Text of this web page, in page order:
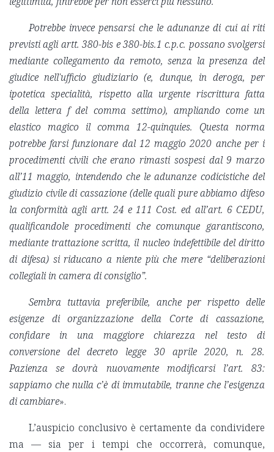
Potrebbe invece pensarsi che le adunanze di cui ai riti
previsti agli artt. 380-bis e 380-bis.1 c.p.c. possano svolgersi
mediante collegamento da remoto, senza la presenza del
giudice nell'ufficio giudiziario (e, dunque, in deroga, per
ipotetica specialità, rispetto alla urgente riscrittura fatta
della lettera f del comma settimo), ampliando come un
elastico magico il comma 12-quinquies. Questa norma
potrebbe farsi funzionare dal 12 maggio 2020 anche per i
procedimenti civili che erano rimasti sospesi dal 9 marzo
all’11 maggio, intendendo che le adunanze codicistiche del
giudizio civile di cassazione (delle quali pure abbiamo difeso
la conformità agli artt. 24 e 111 Cost. ed all’art. 6 CEDU,
qualificandole procedimenti che comunque garantiscono,
mediante trattazione scritta, il nucleo indefettibile del diritto
di difesa) si riducano a niente più che mere “deliberazioni
collegiali in camera di consiglio”.
Sembra tuttavia preferibile, anche per rispetto delle
esigenze di organizzazione della Corte di cassazione,
confidare in una maggiore chiarezza nel testo di
conversione del decreto legge 30 aprile 2020, n. 28.
Pazienza se dovrà nuovamente modificarsi l’art. 83:
sappiamo che nulla c’è di immutabile, tranne che l’esigenza
di cambiare».
L’auspicio conclusivo è certamente da condividere
ma — sia per i tempi che occorrerà, comunque,